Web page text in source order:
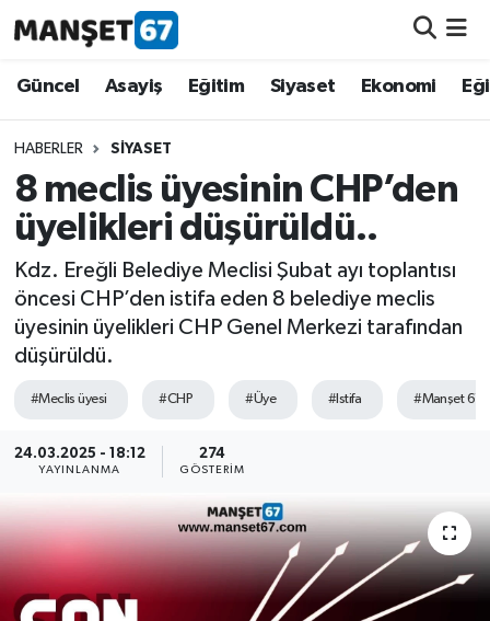
Güncel Asayiş Eğitim Siyaset Ekonomi
HABERLER SIYASET
8 meclis üyesinin CHP’den
üyelikleri düşürüldü..
Kdz. Ereğli Belediye Meclisi Şubat ayı toplantısı
öncesi CHP’den istifa eden 8 belediye meclis
üyesinin üyelikleri CHP Genel Merkezi tarafından
düşürüldü.
#Meclis üyesi #CHP #Üye #Istifa #Manşet 67
24.03.2025 - 18:12
YAYINLANMA
274
GÖSTERIM
Güncel
Asayiş
Siyaset
Eğitim
Ekonomi
Magazin
Medya
Mizah